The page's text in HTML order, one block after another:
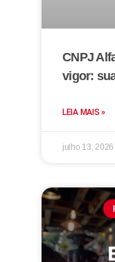
CNPJ
vigor:
LEIA MAIS »
julho 13, 2026